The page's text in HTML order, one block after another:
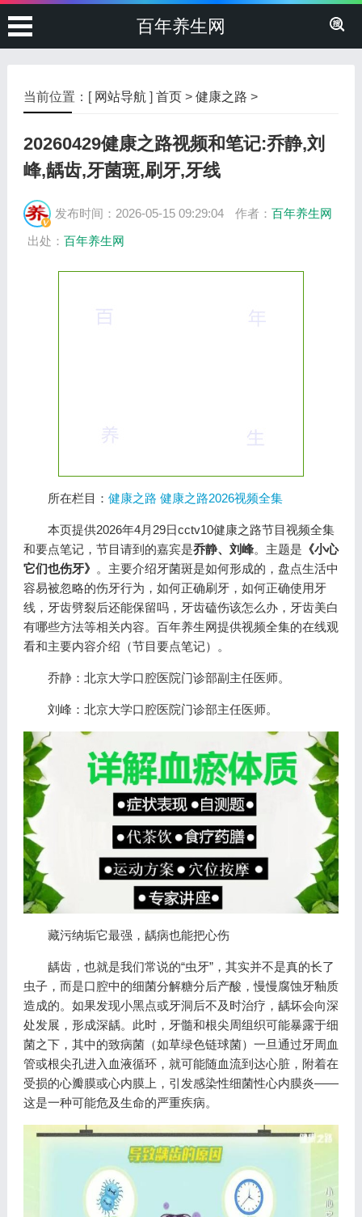
百年养生网
当前位置：[ 网站导航 ] 首页> 健康之路 >
20260429健康之路视频和笔记:乔静,刘
峰,龋齿,牙菌斑,刷牙,牙线
发布时间：2026-05-15 09:29:04 作者： 百年养生网
出处： 百年养生网
所在栏目： 健康之路 健康之路2026视频全集
本页提供2026年4月29日cctv10健康之路节目视频全集
和要点笔记，节目请到的嘉宾是乔静、刘峰。主题是 《小心
它们也伤牙》 。主要介绍牙菌斑是如何形成的，盘点生活中
容易被忽略的伤牙行为，如何正确刷牙，如何正确使用牙
线，牙齿劈裂后还能保留吗，牙齿磕伤该怎么办，牙齿美白
有哪些方法等相关内容。百年养生网提供视频全集的在线观
看和主要内容介绍（节目要点笔记）。
乔静：北京大学口腔医院门诊部副主任医师。
刘峰：北京大学口腔医院门诊部主任医师。
藏污纳垢它最强，龋病也能把心伤
龋齿，也就是我们常说的“虫牙”，其实并不是真的长了
虫子，而是口腔中的细菌分解糖分后产酸，慢慢腐蚀牙釉质
造成的。如果发现小黑点或牙洞后不及时治疗，龋坏会向深
处发展，形成深龋。此时，牙髓和根尖周组织可能暴露于细
菌之下，其中的致病菌（如草绿色链球菌）一旦通过牙周血
管或根尖孔进入血液循环，就可能随血流到达心脏，附着在
受损的心瓣膜或心内膜上，引发感染性细菌性心内膜炎——
这是一种可能危及生命的严重疾病。